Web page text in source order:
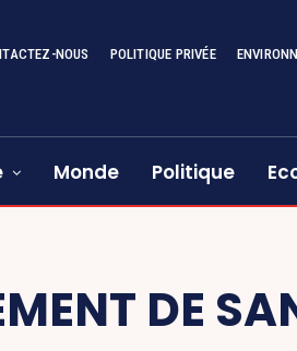
NOUS POLITIQUE PRIVÉE
Monde Politique
DE